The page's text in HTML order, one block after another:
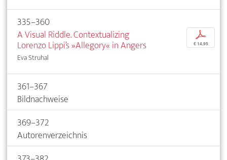
335–360
A Visual Riddle. Contextualizing
Lorenzo Lippi’s »Allegory« in Angers
Eva Struhal
p
€ 14,95
361–367
Bildnachweise
369–372
Autorenverzeichnis